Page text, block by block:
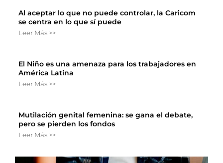
Al aceptar lo que no puede controlar, la Caricom
se centra en lo que sí puede
Leer Más >>
El Niño es una amenaza para los trabajadores en
América Latina
Leer Más >>
Mutilación genital femenina: se gana el debate,
pero se pierden los fondos
Leer Más >>